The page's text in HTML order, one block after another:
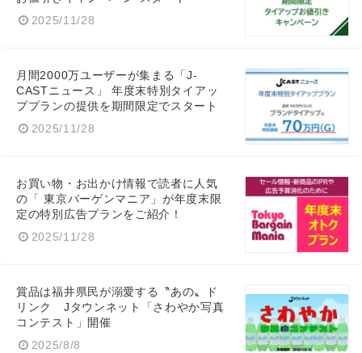
2025/11/28
月間2000万ユーザーが集まる「J-
CASTニュース」 年度末特別タイアッ
ププランの提供を期間限定でスタート
2025/11/28
お買い物・お出かけ情報で読者に人気
の「 東京バーゲンマニア」が年度末限
定の特別広告プランをご紹介！
2025/11/28
賞品は福井県民が溺愛する〝あの〟ド
リンク Jタウンネット「さわやか写真
コンテスト」開催
2025/8/8